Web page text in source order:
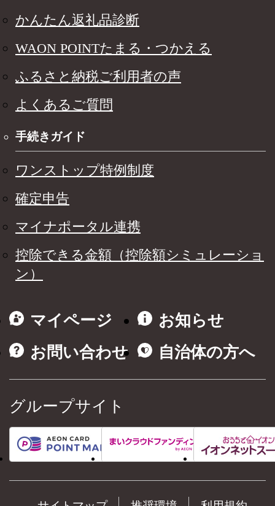
かんたん返礼品診断
WAON POINTたまる・つかえる
ふるさと納税ご利用者の声
よくあるご質問
手続きガイド
ワンストップ特例制度
確定申告
マイナポータル連携
控除できる金額（控除額シミュレーショ
ン）
マイページ
お知らせ
お問い合わせ
自治体の方へ
グループサイト